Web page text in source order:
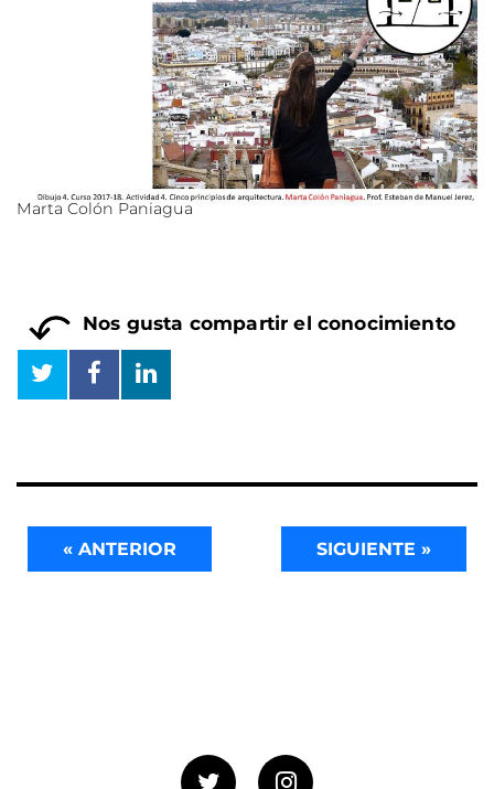
Marta Colón Paniagua
Nos gusta compartir el conocimiento
« ANTERIOR SIGUIENTE »